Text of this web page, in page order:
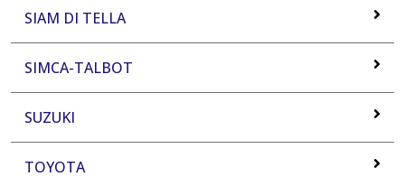
SIAM DI TELLA
SIMCA-TALBOT
SUZUKI
TOYOTA